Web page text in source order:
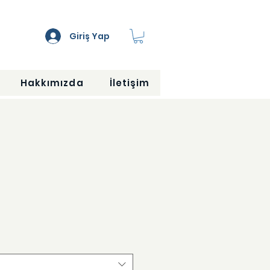
Giriş Yap
Hakkımızda İletişim